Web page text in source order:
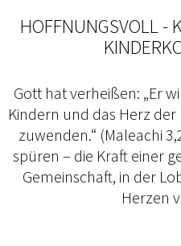
HOFFNUNGSVOLL -
Gott hat verheißen: „Er
Kindern und das Herz
zuwenden.“ (Maleachi
spüren – die Kraft einer
Gemeinschaft, in der
Herzen